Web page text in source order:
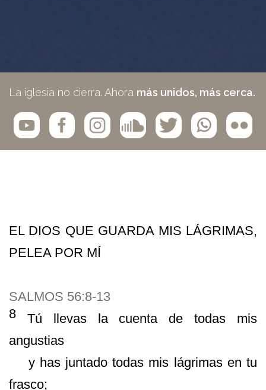
La iglesia no cierra. Ahora más unidos, más cerca.
EL DIOS QUE GUARDA MIS LÁGRIMAS,
PELEA POR MÍ
SALMOS 56:8-13
8
Tú llevas la cuenta de todas mis
angustias
y has juntado todas mis lágrimas en tu
frasco;